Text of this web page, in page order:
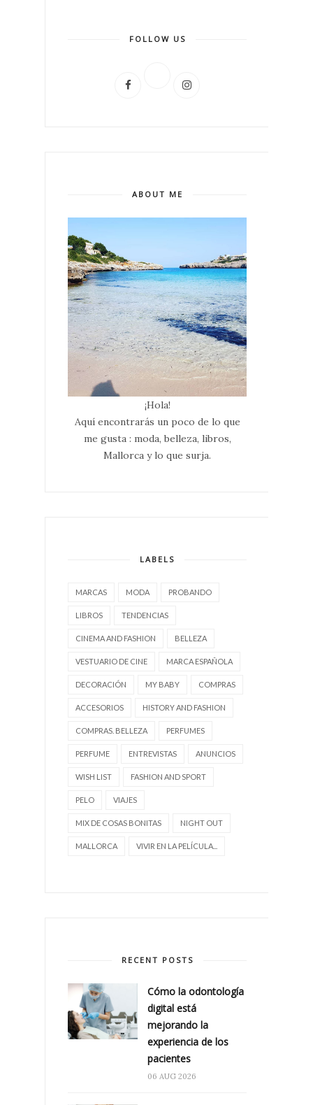
FOLLOW US
ABOUT ME
¡Hola!
Aquí encontrarás un poco de lo que
me gusta : moda, belleza, libros,
Mallorca y lo que surja.
LABELS
MARCAS MODA PROBANDO
LIBROS TENDENCIAS
CINEMA AND FASHION BELLEZA
VESTUARIO DE CINE MARCA ESPAÑOLA
DECORACIÓN MY BABY COMPRAS
ACCESORIOS HISTORY AND FASHION
COMPRAS. BELLEZA PERFUMES
PERFUME ENTREVISTAS ANUNCIOS
WISH LIST FASHION AND SPORT
PELO VIAJES
MIX DE COSAS BONITAS NIGHT OUT
MALLORCA VIVIR EN LA PELÍCULA...
RECENT POSTS
Cómo la odontología
digital está
mejorando la
experiencia de los
pacientes
06 AUG 2026